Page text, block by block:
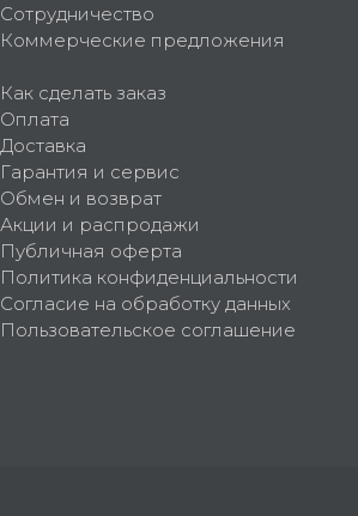
Сотрудничество
Коммерческие предложения
Как сделать заказ
Оплата
Доставка
Гарантия и сервис
Обмен и возврат
Акции и распродажи
Публичная оферта
Политика конфиденциальности
Согласие на обработку данных
Пользовательское соглашение